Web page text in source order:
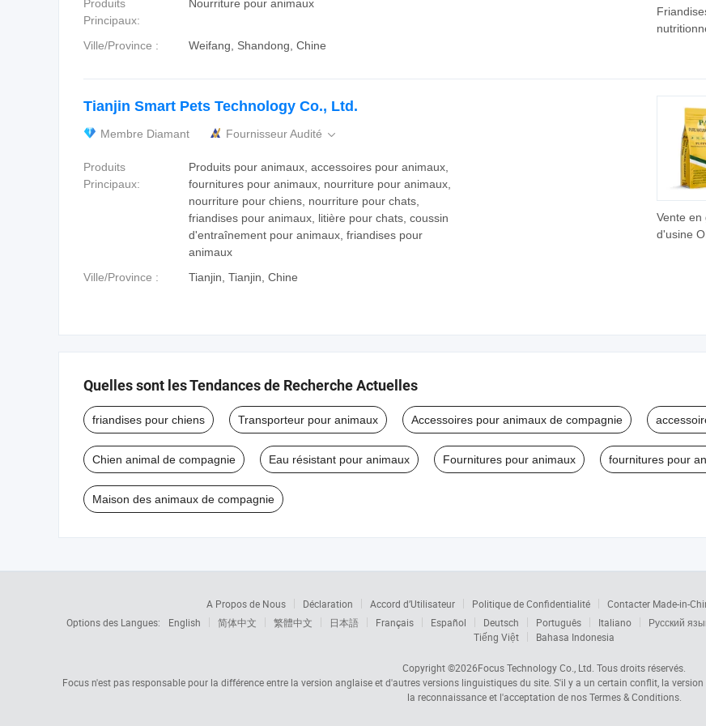
tendre
Produits
Principaux:
Nourriture pour animaux
Ville/Province : Weifang, Shandong, Chine
Vente en
d'usine
Tianjin Smart Pets Technology Co., Ltd.
Membre Diamant Fournisseur Audité 
Produits
Principaux:
Produits pour animaux, accessoires pour animaux,
fournitures pour animaux, nourriture pour animaux,
nourriture pour chiens, nourriture pour chats,
friandises pour animaux, litière pour chats, coussin
d'entraînement pour animaux, friandises pour
animaux
Ville/Province :
Tianjin, Tianjin, Chine
Quelles sont les Tendances de Recherche Actuelles
friandises pour chiens Transporteur pour animaux Accessoires pour animaux de compagnie
Chien animal de compagnie Eau résistant pour animaux Fournitures pour animaux fournitures pour
Maison des animaux de compagnie
A Propos de Nous Déclaration Accord d’Utilisateur Politique de Confidentialité Contacter Made-in-
Options des Langues:
English 简体中文 繁體中文 日本語 Français Español Deutsch Português Italiano Русский
Tiếng Việt
Bahasa Indonesia
Copyright ©2026Focus Technology Co., Ltd. Tous droits réservés.
Focus n'est pas responsable pour la différence entre la version anglaise et d'autres versions linguistiques du site. S'il y a un certain conflit, la
la reconnaissance et l'acceptation de nos Termes & Conditions.